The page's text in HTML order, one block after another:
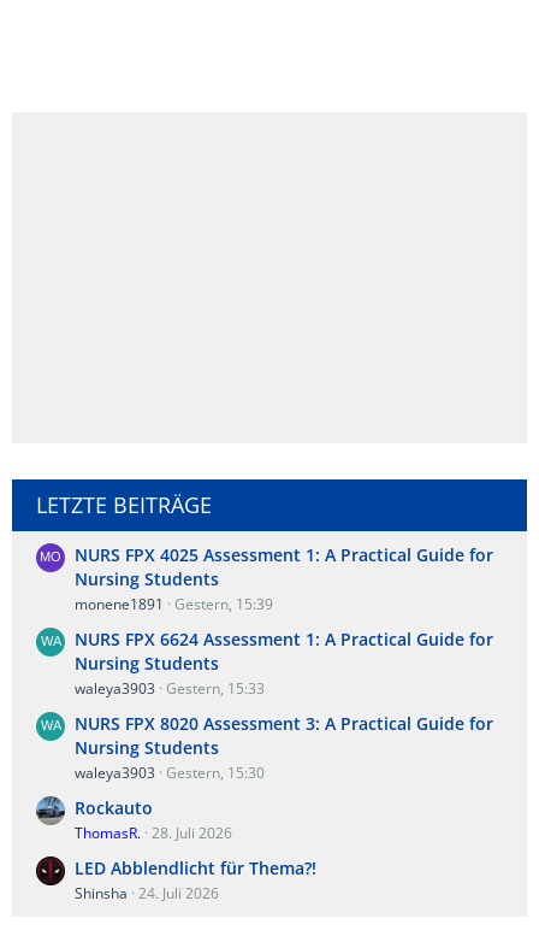
LETZTE BEITRÄGE
NURS FPX 4025 Assessment 1: A Practical Guide for
Nursing Students
monene1891 Gestern, 15:39
NURS FPX 6624 Assessment 1: A Practical Guide for
Nursing Students
waleya3903 Gestern, 15:33
NURS FPX 8020 Assessment 3: A Practical Guide for
Nursing Students
waleya3903 Gestern, 15:30
Rockauto
ThomasR. 28. Juli 2026
LED Abblendlicht für Thema?!
Shinsha 24. Juli 2026